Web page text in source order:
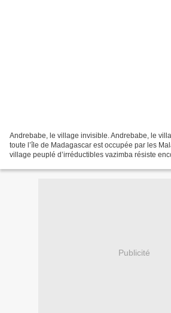
Andrebabe, le village invisible. Andrebabe, le
toute l’île de Madagascar est occupée par les
village peuplé d’irréductibles vazimba résiste
Publicité